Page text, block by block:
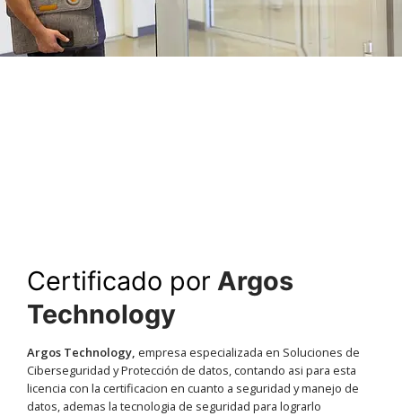
Certificado por Argos
Technology
Argos Technology, empresa especializada en Soluciones de
Ciberseguridad y Protección de datos, contando asi para esta
licencia con la certificacion en cuanto a seguridad y manejo de
datos, ademas la tecnologia de seguridad para lograrlo